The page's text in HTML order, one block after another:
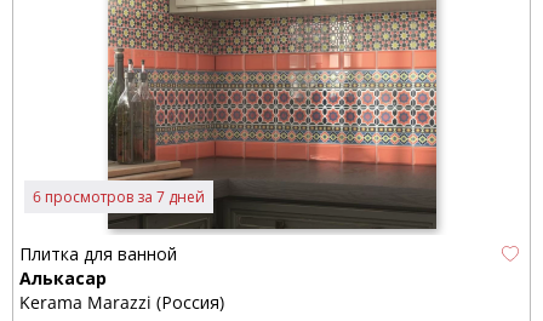
6 просмотров за 7 дней
Плитка для ванной
Алькасар
Kerama Marazzi (Россия)